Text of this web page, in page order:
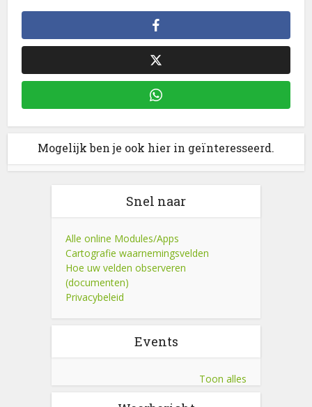
Mogelijk ben je ook hier in geïnteresseerd.
Snel naar
Alle online Modules/Apps
Cartografie waarnemingsvelden
Hoe uw velden observeren
(documenten)
Privacybeleid
Events
Toon alles